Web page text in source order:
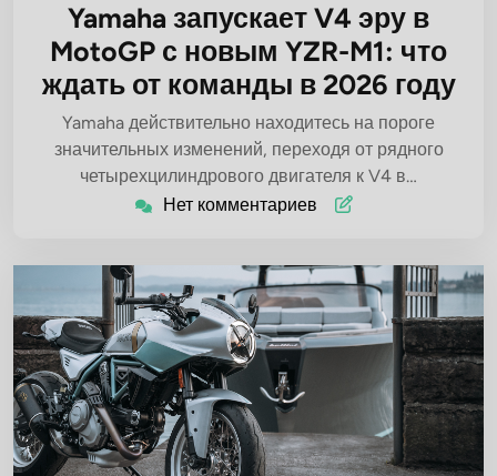
Yamaha запускает V4 эру в
MotoGP с новым YZR-M1: что
ждать от команды в 2026 году
Yamaha действительно находитесь на пороге
значительных изменений, переходя от рядного
четырехцилиндрового двигателя к V4 в…
Нет комментариев